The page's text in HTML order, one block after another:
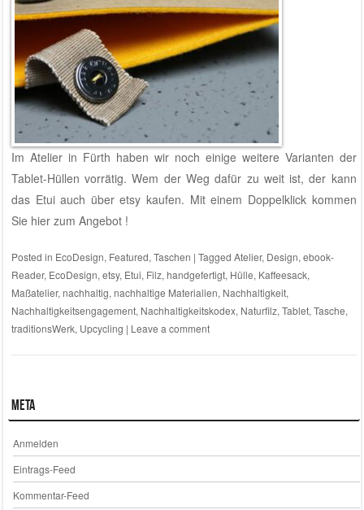
Im Atelier in Fürth haben wir noch einige weitere Varianten der
Tablet-Hüllen vorrätig. Wem der Weg dafür zu weit ist, der kann
das Etui auch über etsy kaufen. Mit einem Doppelklick kommen
Sie hier zum Angebot !
Posted in EcoDesign, Featured, Taschen | Tagged Atelier, Design, ebook-
Reader, EcoDesign, etsy, Etui, Filz, handgefertigt, Hülle, Kaffeesack,
Maßatelier, nachhaltig, nachhaltige Materialien, Nachhaltigkeit,
Nachhaltigkeitsengagement, Nachhaltigkeitskodex, Naturfilz, Tablet, Tasche,
traditionsWerk, Upcycling | Leave a comment
Meta
Anmelden
Eintrags-Feed
Kommentar-Feed